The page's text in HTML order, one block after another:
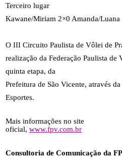
Terceiro lugar
Kawane/Miriam 2×0 Amanda/Luana
O III Circuito Paulista de Vôlei de
realização da Federação Paulista
quinta etapa, da
Prefeitura de São Vicente, através
Esportes.
Mais informações no site
oficial,www.fpv.com.br
Consultoria de Comunicação da